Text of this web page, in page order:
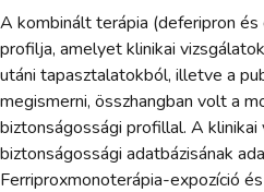
A kombinált terápia (deferipron
profilja, amelyet klinikai
utáni tapasztalatokból, illetve a
megismerni, összhangban volt a
biztonságossági profillal. A
biztonságossági adatbázisának
Ferriproxmonoterápia-expozíció